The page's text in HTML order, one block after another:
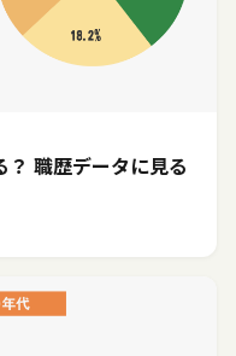
職歴データに見る